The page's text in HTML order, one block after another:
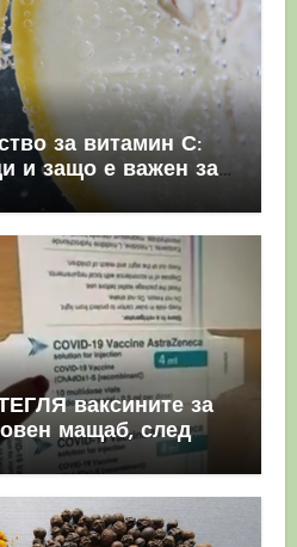
за витамин С:
и защо е важен за
ваксините за
мащаб, след
причиняват